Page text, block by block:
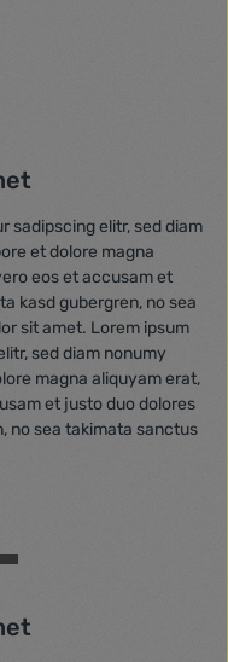
sadipscing elitr, sed diam
et dolore magna
eos et accusam et
kasd gubergren, no sea
sit amet. Lorem ipsum
sed diam nonumy
magna aliquyam erat,
et justo duo dolores
no sea takimata sanctus